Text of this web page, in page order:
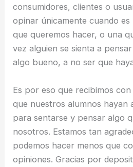
consumidores, clientes o
opinar únicamente cuando es
que queremos hacer, o una
vez alguien se sienta a
algo bueno, a no ser que
Es por eso que recibimos
que nuestros alumnos hayan
para sentarse y pensar algo
nosotros. Estamos tan
podemos hacer menos que
opiniones. Gracias por